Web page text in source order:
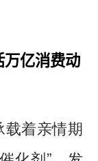
万亿消费动
着亲情期